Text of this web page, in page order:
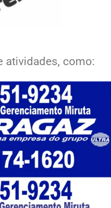
atividades, como: